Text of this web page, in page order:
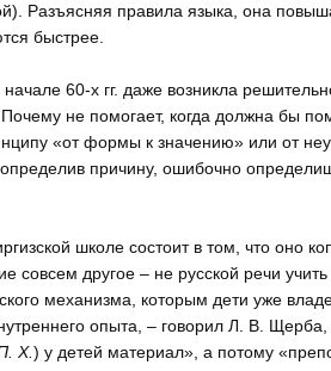
Разъясняя правила языка, она
быстрее.
60-х гг. даже возникла
не помогает, когда должна бы
«от формы к значению» или от
причину, ошибочно
школе состоит в том, что оно
совсем другое – не русской речи
механизма, которым дети уже
опыта, – говорил Л. В. Щерба,
Х.) у детей материал», а потому